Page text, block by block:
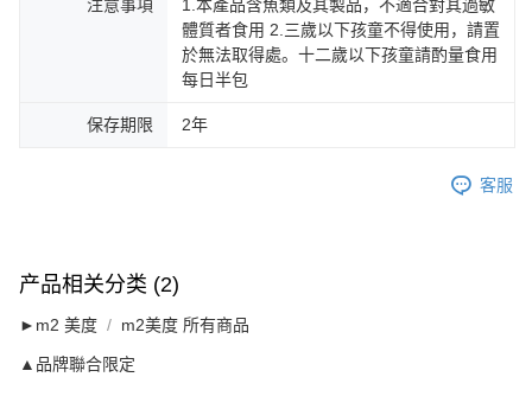
注意事項
1.本產品含魚類及其製品，不適合對其過敏
體質者食用 2.三歲以下孩童不得使用，請置
於無法取得處。十二歲以下孩童請酌量食用
每日半包
保存期限 2年
客服
产品相关分类 (2)
►m2 美度 m2美度 所有商品
▲品牌聯合限定